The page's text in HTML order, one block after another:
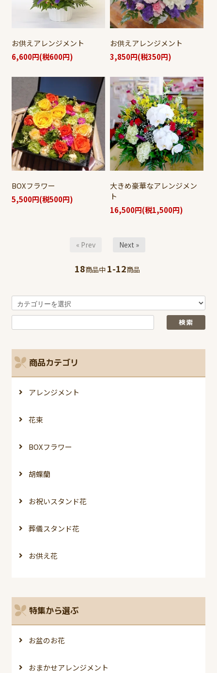
お供えアレンジメント
6,600円(税600円)
お供えアレンジメント
3,850円(税350円)
BOXフラワー
5,500円(税500円)
大きめ豪華なアレンジメン
ト
16,500円(税1,500円)
« Prev Next »
18商品中 1-12商品
商品カテゴリ
アレンジメント
花束
BOXフラワー
胡蝶蘭
お祝いスタンド花
葬儀スタンド花
お供え花
特集から選ぶ
お盆のお花
おまかせアレンジメント